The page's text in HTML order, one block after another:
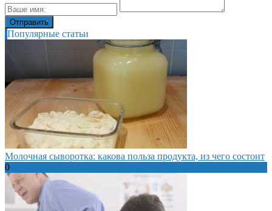
Популярные статьи
Молочная сыворотка: какова польза продукта, из чего состоит
0